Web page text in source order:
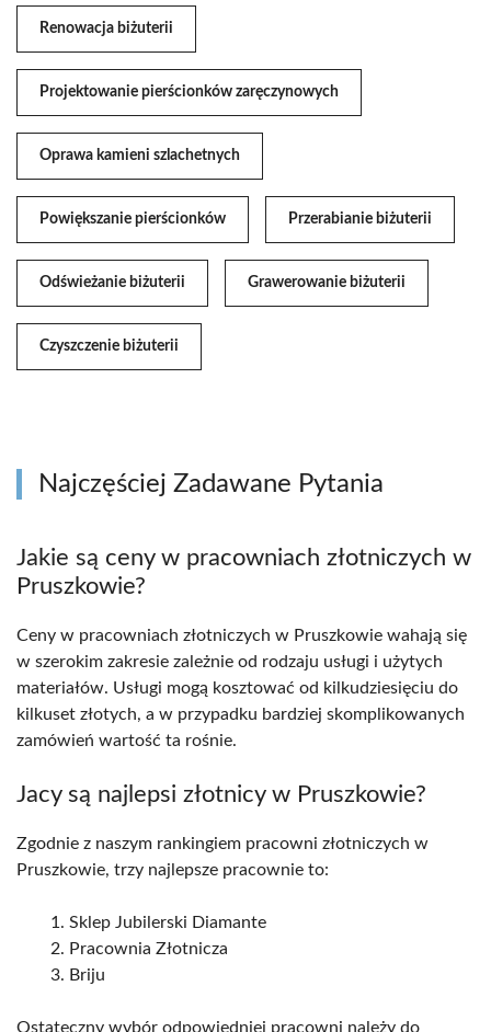
Renowacja biżuterii
Projektowanie pierścionków zaręczynowych
Oprawa kamieni szlachetnych
Powiększanie pierścionków Przerabianie biżuterii
Odświeżanie biżuterii Grawerowanie biżuterii
Czyszczenie biżuterii
Najczęściej Zadawane Pytania
Jakie są ceny w pracowniach złotniczych w
Pruszkowie?
Ceny w pracowniach złotniczych w Pruszkowie wahają się
w szerokim zakresie zależnie od rodzaju usługi i użytych
materiałów. Usługi mogą kosztować od kilkudziesięciu do
kilkuset złotych, a w przypadku bardziej skomplikowanych
zamówień wartość ta rośnie.
Jacy są najlepsi złotnicy w Pruszkowie?
Zgodnie z naszym rankingiem pracowni złotniczych w
Pruszkowie, trzy najlepsze pracownie to:
Sklep Jubilerski Diamante
Pracownia Złotnicza
Briju
Ostateczny wybór odpowiedniej pracowni należy do